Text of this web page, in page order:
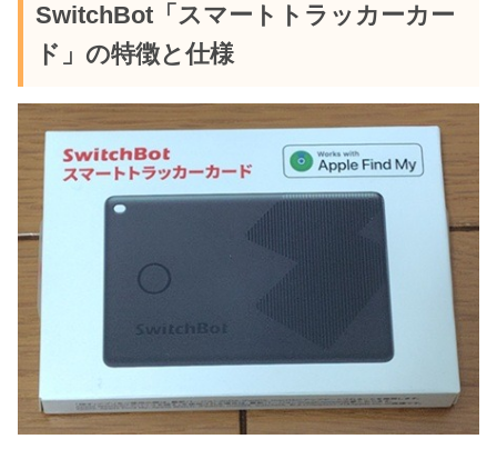
SwitchBot「スマートトラッカーカー
ド」の特徴と仕様